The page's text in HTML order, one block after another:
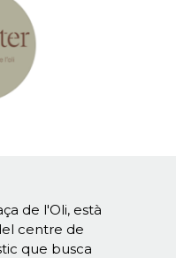
de l'Oli, està
centre de
que busca